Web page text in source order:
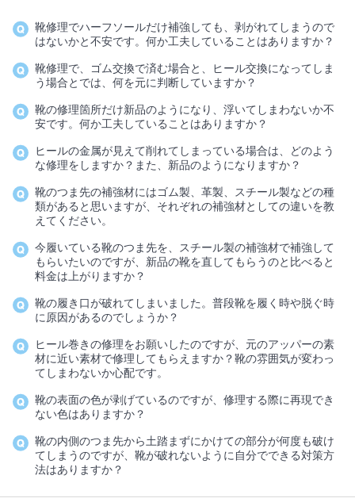
靴修理でハーフソールだけ補強しても、剥がれてしまうので
はないかと不安です。何か工夫していることはありますか？
靴修理で、ゴム交換で済む場合と、ヒール交換になってしま
う場合とでは、何を元に判断していますか？
靴の修理箇所だけ新品のようになり、浮いてしまわないか不
安です。何か工夫していることはありますか？
ヒールの金属が見えて削れてしまっている場合は、どのよう
な修理をしますか？また、新品のようになりますか？
靴のつま先の補強材にはゴム製、革製、スチール製などの種
類があると思いますが、それぞれの補強材としての違いを教
えてください。
今履いている靴のつま先を、スチール製の補強材で補強して
もらいたいのですが、新品の靴を直してもらうのと比べると
料金は上がりますか？
靴の履き口が破れてしまいました。普段靴を履く時や脱ぐ時
に原因があるのでしょうか？
ヒール巻きの修理をお願いしたのですが、元のアッパーの素
材に近い素材で修理してもらえますか？靴の雰囲気が変わっ
てしまわないか心配です。
靴の表面の色が剥げているのですが、修理する際に再現でき
ない色はありますか？
靴の内側のつま先から土踏まずにかけての部分が何度も破け
てしまうのですが、靴が破れないように自分でできる対策方
法はありますか？